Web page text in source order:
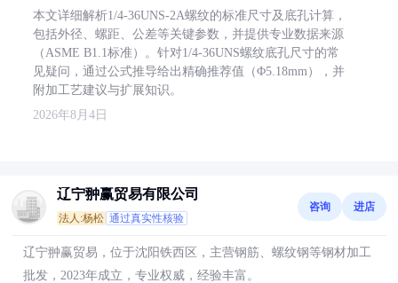
本文详细解析1/4-36UNS-2A螺纹的标准尺寸及底孔计算，
包括外径、螺距、公差等关键参数，并提供专业数据来源
（ASME B1.1标准）。针对1/4-36UNS螺纹底孔尺寸的常
见疑问，通过公式推导给出精确推荐值（Φ5.18mm），并
附加工艺建议与扩展知识。
2026年8月4日
辽宁翀赢贸易有限公司
法人:杨松 通过真实性核验
咨询 进店
辽宁翀赢贸易，位于沈阳铁西区，主营钢筋、螺纹钢等钢材加工
批发，2023年成立，专业权威，经验丰富。